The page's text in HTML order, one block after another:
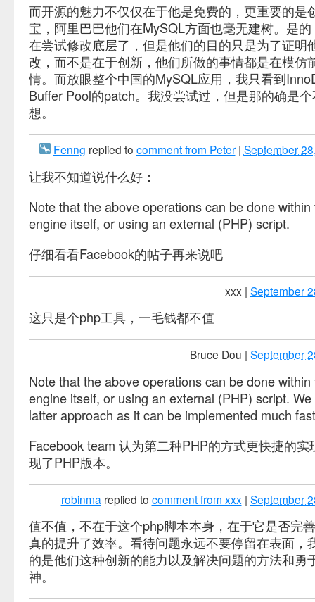
而开源的魅力不仅仅在于他是免费的，更重要的是
宝，阿里巴巴他们在MySQL方面也毫无建树。是
在尝试修改底层了，但是他们的目的只是为了证明
改，而不是在于创新，他们所做的事情都是在模仿
情。而放眼整个中国的MySQL应用，我只看到
Buffer Pool的patch。我没尝试过，但是那的确是
想。
Fenng replied to comment from Peter| September
让我不知道说什么好：
Note that the above operations can be done
engine itself, or using an external (PHP) script.
仔细看看Facebook的帖子再来说吧
xxx | September
这只是个php工具，一毛钱都不值
Bruce Dou | September
Note that the above operations can be done
engine itself, or using an external (PHP) script.
latter approach as it can be implemented much
Facebook team 认为第二种PHP的方式更快捷的实
现了PHP版本。
robinma replied to comment from xxx | September
值不值，不在于这个php脚本本身，在于它是否完
真的提升了效率。看待问题永远不要停留在表面，
的是他们这种创新的能力以及解决问题的方法和勇
神。